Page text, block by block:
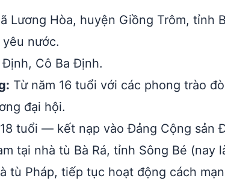
Lương Hòa, huyện Giồng Trôm,
nước.
Cô Ba Định.
Từ năm 16 tuổi với các phong trào
đại hội.
tuổi — kết nạp vào Đảng Cộng sản
tại nhà tù Bà Rá, tỉnh Sông Bé (nay
tù Pháp, tiếp tục hoạt động cách